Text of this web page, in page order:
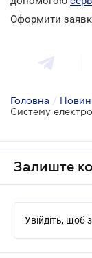
Оформити
Головна /
Залиште
Увійдіть, щоб